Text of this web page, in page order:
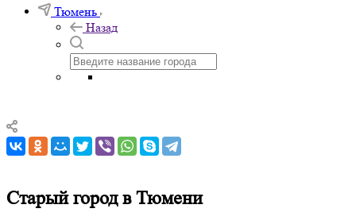
Тюмень
Назад
Старый город в Тюмени